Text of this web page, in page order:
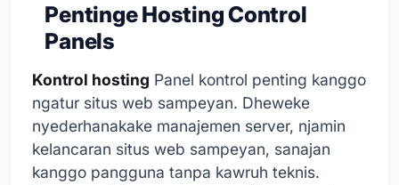
Pentinge Hosting Control
Panels
Kontrol hosting Panel kontrol penting kanggo
ngatur situs web sampeyan. Dheweke
nyederhanakake manajemen server, njamin
kelancaran situs web sampeyan, sanajan
kanggo pangguna tanpa kawruh teknis.